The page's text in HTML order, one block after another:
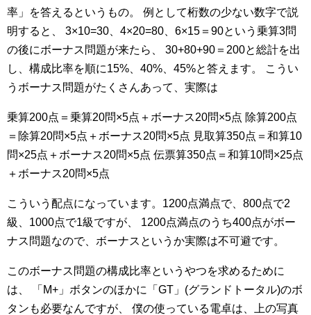
率」を答えるというもの。
例として桁数の少ない数字で説
明すると、
3×10=30、4×20=80、6×15＝90という乗算3問
の後にボーナス問題が来たら、
30+80+90＝200と総計を出
し、構成比率を順に15%、40%、45%と答えます。
こうい
うボーナス問題がたくさんあって、実際は
乗算200点＝乗算20問×5点＋ボーナス20問×5点 除算200点
＝除算20問×5点＋ボーナス20問×5点 見取算350点＝和算10
問×25点＋ボーナス20問×5点 伝票算350点＝和算10問×25点
＋ボーナス20問×5点
こういう配点になっています。1200点満点で、800点で2
級、1000点で1級ですが、
1200点満点のうち400点がボー
ナス問題なので、ボーナスというか実際は不可避です。
このボーナス問題の構成比率というやつを求めるために
は、
「M+」ボタンのほかに「GT」(グランドトータル)のボ
タンも必要なんですが、
僕の使っている電卓は、上の写真